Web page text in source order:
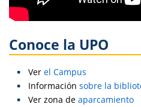
Conoce la UPO
Ver el Campus
Información sobre la
Ver zona de aparcamiento